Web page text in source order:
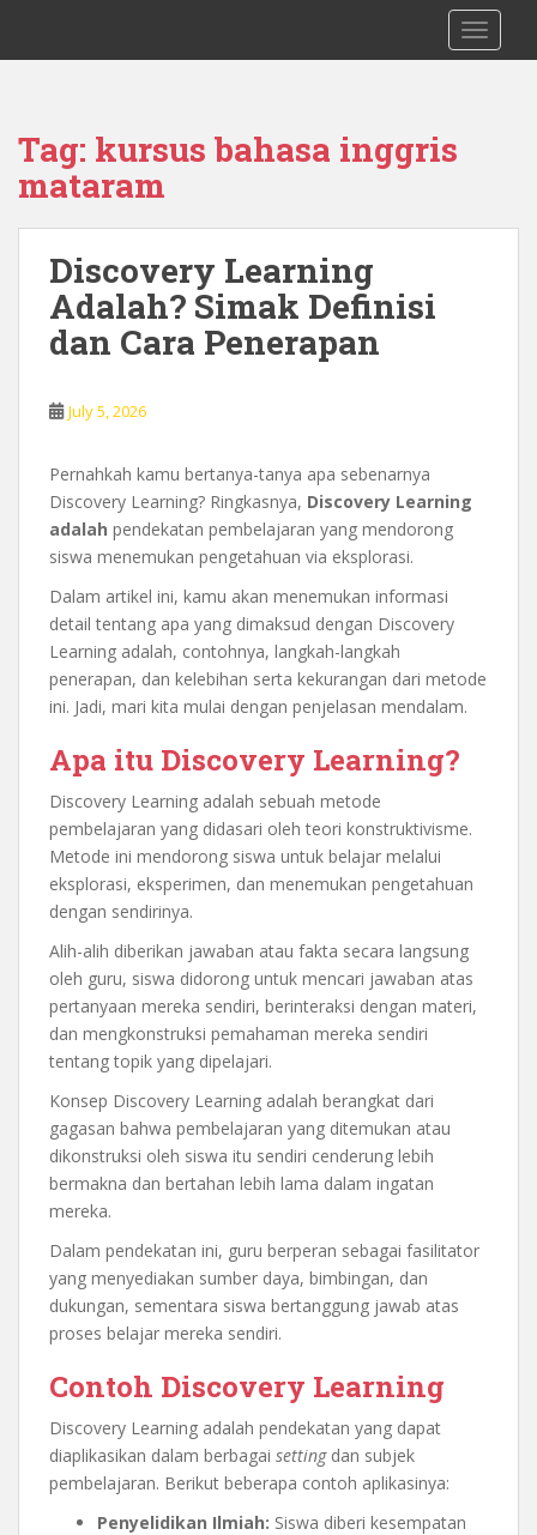
i
0878 8705 9305 Kursus Bahasa Inggis
dari Dasar Untuk Pemula Mataram
Tag: kursus bahasa inggris
mataram
Discovery Learning
Adalah? Simak Definisi
dan Cara Penerapan
July 5, 2026
Pernahkah kamu bertanya-tanya apa sebenarnya
Discovery Learning? Ringkasnya, Discovery Learning
adalah pendekatan pembelajaran yang mendorong
siswa menemukan pengetahuan via eksplorasi.
Dalam artikel ini, kamu akan menemukan informasi
detail tentang apa yang dimaksud dengan Discovery
Learning adalah, contohnya, langkah-langkah
penerapan, dan kelebihan serta kekurangan dari metode
ini. Jadi, mari kita mulai dengan penjelasan mendalam.
Apa itu Discovery Learning?
Discovery Learning adalah sebuah metode
pembelajaran yang didasari oleh teori konstruktivisme.
Metode ini mendorong siswa untuk belajar melalui
eksplorasi, eksperimen, dan menemukan pengetahuan
dengan sendirinya.
Alih-alih diberikan jawaban atau fakta secara langsung
oleh guru, siswa didorong untuk mencari jawaban atas
pertanyaan mereka sendiri, berinteraksi dengan materi,
dan mengkonstruksi pemahaman mereka sendiri
tentang topik yang dipelajari.
Konsep Discovery Learning adalah berangkat dari
gagasan bahwa pembelajaran yang ditemukan atau
dikonstruksi oleh siswa itu sendiri cenderung lebih
bermakna dan bertahan lebih lama dalam ingatan
mereka.
Dalam pendekatan ini, guru berperan sebagai fasilitator
yang menyediakan sumber daya, bimbingan, dan
dukungan, sementara siswa bertanggung jawab atas
proses belajar mereka sendiri.
Contoh Discovery Learning
Discovery Learning adalah pendekatan yang dapat
diaplikasikan dalam berbagai setting dan subjek
pembelajaran. Berikut beberapa contoh aplikasinya:
Penyelidikan Ilmiah: Siswa diberi kesempatan